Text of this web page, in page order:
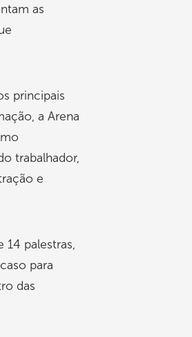
as
principais
a Arena
trabalhador,
e
14 palestras,
para
das